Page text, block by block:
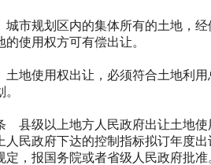
市规划区内的集体所有的土地，经
的使用权方可有偿出让。
地使用权出让，必须符合土地利用
县级以上地方人民政府出让土地使
人民政府下达的控制指标拟订年度
定，报国务院或者省级人民政府批准